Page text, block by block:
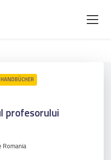
HANDBÜCHER
profesorului
Romania